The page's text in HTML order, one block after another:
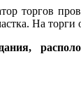
торгов
На